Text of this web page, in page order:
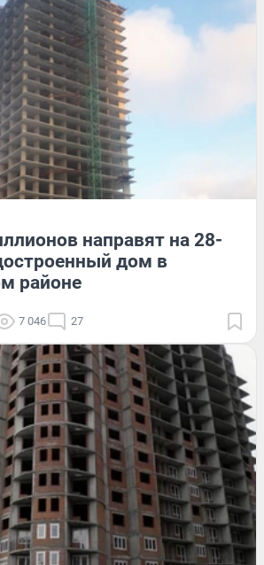
направят на 28-
дом в
районе
7 046 27